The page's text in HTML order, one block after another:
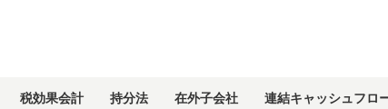
税効果会計 持分法 在外子会社 連結キャッシュフロ